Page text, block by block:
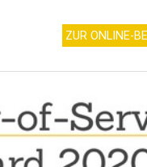
ZUR ONLINE-